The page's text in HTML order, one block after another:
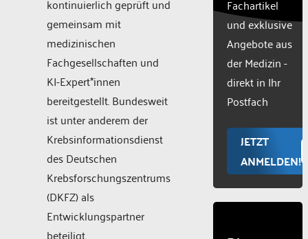
kontinuierlich geprüft und
gemeinsam mit
medizinischen
Fachgesellschaften und
KI-Expert*innen
bereitgestellt. Bundesweit
ist unter anderem der
Krebsinformationsdienst
des Deutschen
Krebsforschungszentrums
(DKFZ) als
Entwicklungspartner
beteiligt.
used.
Powered
Consent
Fachartikel
und exklusive
Angebote aus
der Medizin -
direkt in Ihr
Postfach
JETZT
ANMELDEN!